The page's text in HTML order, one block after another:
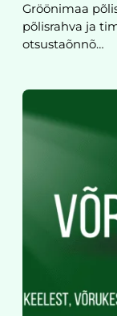
Gröönimaa
põlisrahva ja
otsustaõnnõ…